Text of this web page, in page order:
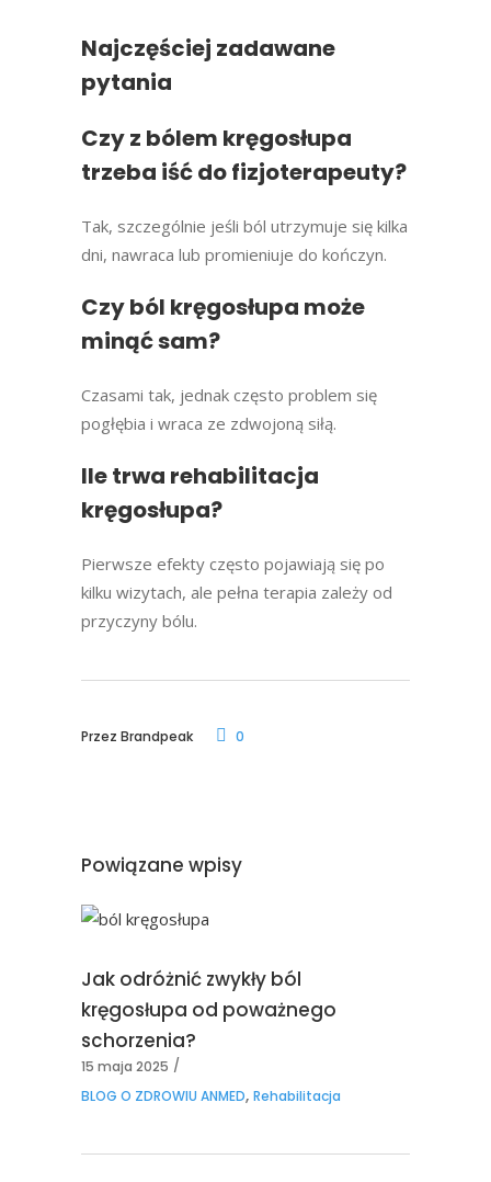
Najczęściej zadawane
pytania
Czy z bólem kręgosłupa
trzeba iść do fizjoterapeuty?
Tak, szczególnie jeśli ból utrzymuje się kilka
dni, nawraca lub promieniuje do kończyn.
Czy ból kręgosłupa może
minąć sam?
Czasami tak, jednak często problem się
pogłębia i wraca ze zdwojoną siłą.
Ile trwa rehabilitacja
kręgosłupa?
Pierwsze efekty często pojawiają się po
kilku wizytach, ale pełna terapia zależy od
przyczyny bólu.
Przez Brandpeak 0
Powiązane wpisy
Jak odróżnić zwykły ból
kręgosłupa od poważnego
schorzenia?
15 maja 2025
BLOG O ZDROWIU ANMED, Rehabilitacja